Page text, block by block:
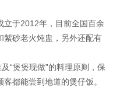
于2012年，目前全国百余
紫砂老火炖盅，另外还配有
“煲煲现做”的料理原则，保
都能尝到地道的煲仔饭。